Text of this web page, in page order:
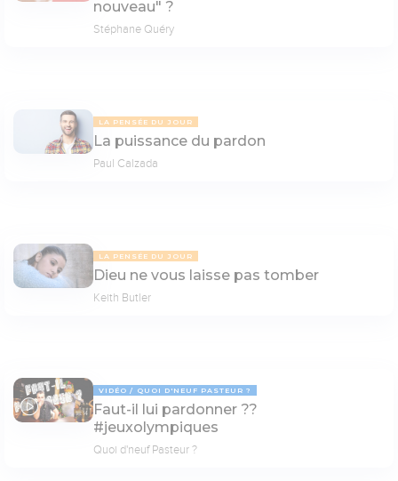
nouveau" ?
Stéphane Quéry
LA PENSÉE DU JOUR
La puissance du pardon
Paul Calzada
LA PENSÉE DU JOUR
Dieu ne vous laisse pas tomber
Keith Butler
18:14
VIDÉO QUOI D'NEUF PASTEUR ?
Faut-il lui pardonner ??
#jeuxolympiques
Quoi d'neuf Pasteur ?